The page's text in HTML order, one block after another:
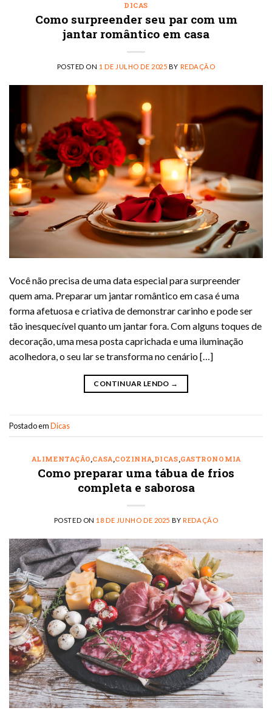
DICAS
Como surpreender seu par com um
jantar romântico em casa
POSTED ON 1 DE JULHO DE 2025 BY REDAÇÃO
Você não precisa de uma data especial para surpreender
quem ama. Preparar um jantar romântico em casa é uma
forma afetuosa e criativa de demonstrar carinho e pode ser
tão inesquecível quanto um jantar fora. Com alguns toques de
decoração, uma mesa posta caprichada e uma iluminação
acolhedora, o seu lar se transforma no cenário […]
CONTINUAR LENDO →
Postado emDicas
ALIMENTAÇÃO,CASA,COZINHA,DICAS,GASTRONOMIA
Como preparar uma tábua de frios
completa e saborosa
POSTED ON 18 DE JUNHO DE 2025 BYREDAÇÃO